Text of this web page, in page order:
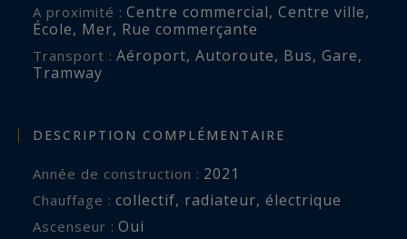
A proximité : Centre commercial, Centre ville,
École, Mer, Rue commerçante
Transport : Aéroport, Autoroute, Bus, Gare,
Tramway
DESCRIPTION COMPLÉMENTAIRE
Année de construction : 2021
Chauffage : collectif, radiateur, électrique
Ascenseur : Oui